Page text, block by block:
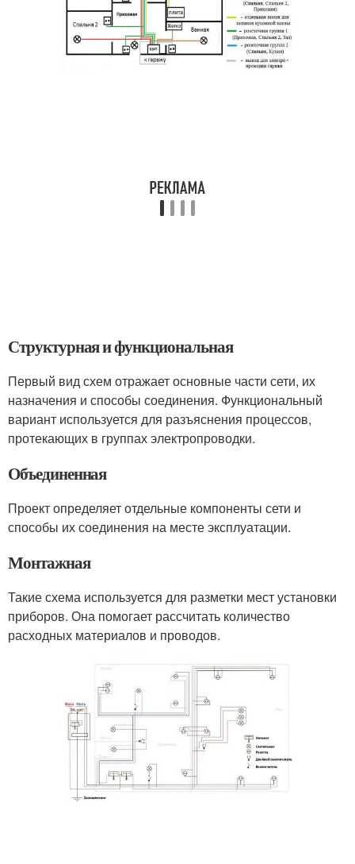
Структурная и функциональная
Первый вид схем отражает основные части сети, их
назначения и способы соединения. Функциональный
вариант используется для разъяснения процессов,
протекающих в группах электропроводки.
Объединенная
Проект определяет отдельные компоненты сети и
способы их соединения на месте эксплуатации.
Монтажная
Такие схема используется для разметки мест установки
приборов. Она помогает рассчитать количество
расходных материалов и проводов.